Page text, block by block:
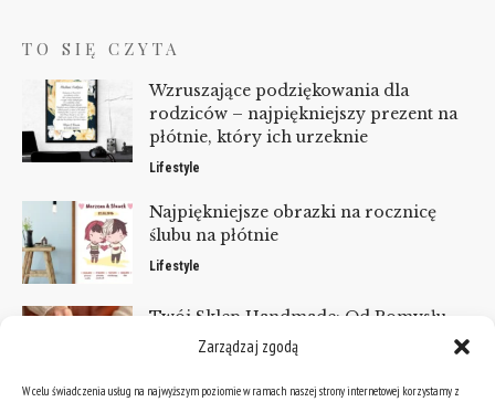
Zarządzaj zgodą
W celu świadczenia usług na najwyższym poziomie w ramach naszej strony internetowej korzystamy z
TO SIĘ CZYTA
Wzruszające podziękowania dla
rodziców – najpiękniejszy prezent na
płótnie, który ich urzeknie
Lifestyle
Najpiękniejsze obrazki na rocznicę
ślubu na płótnie
Lifestyle
Twój Sklep Handmade: Od Pomysłu
Do Zysku